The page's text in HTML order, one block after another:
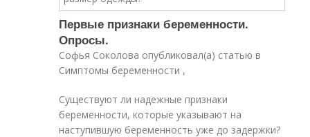
Первые признаки беременности.
Опросы.
Софья Соколова опубликовал(а) статью в
Симптомы беременности ,
Существуют ли надежные признаки
беременности, которые указывают на
наступившую беременность уже до задержки?